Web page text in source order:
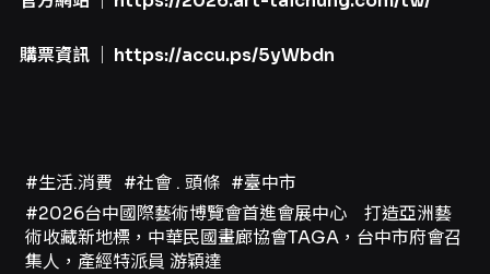
購票資訊 ｜ https://accu.ps/5yWbdn
#生活.消費 #社會 . 頭條 #臺中市
#2026台中國際藝術博覽會首進會展中心 打造亞洲藝
術收藏新地標，中華民國畫廊協會TAGA，台中市府會召
集人，產經特派員 游穎達